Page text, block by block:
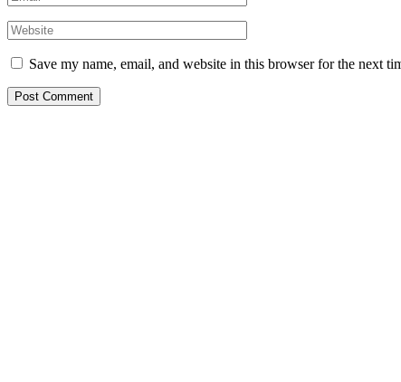
Save my name, email, and website in this browser for the next